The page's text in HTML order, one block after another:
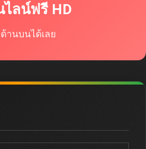
ลน์ฟรี HD
านบนได้เลย